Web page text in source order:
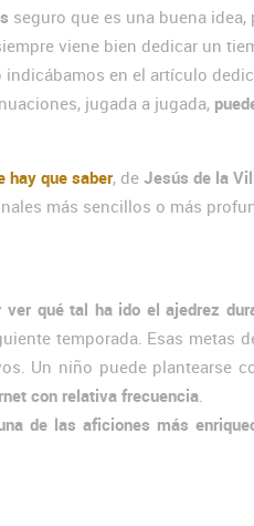
seguro que es una buena idea,
viene bien dedicar un
indicábamos en el artículo
jugada a jugada,
hay que saber, de Jesús de la
más sencillos o más
ver qué tal ha ido el ajedrez
temporada. Esas metas
Un niño puede plantearse
con relativa frecuencia
de las aficiones más